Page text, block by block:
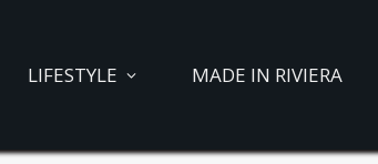
LIFESTYLE MADE IN RIVIERA